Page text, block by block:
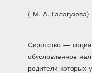
( М. А. Галагузова)
Сиротство —
обусловленное
родители которых